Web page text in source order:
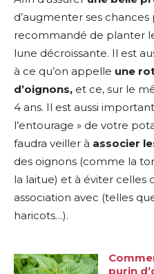
d’augmenter ses
recommandé de planter
lune décroissante. Il est
à ce qu’on appelle une
d’oignons, et ce, sur le
4 ans. Il est aussi
l’entourage » de votre
faudra veiller à associer
des oignons (comme la
la laitue) et à éviter celles
association avec (telles
haricots…).
purin